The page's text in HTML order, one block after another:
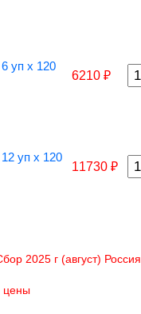
уп х 120
6210 ₽
уп х 120
11730 ₽
2025 г (август) Россия.
цены